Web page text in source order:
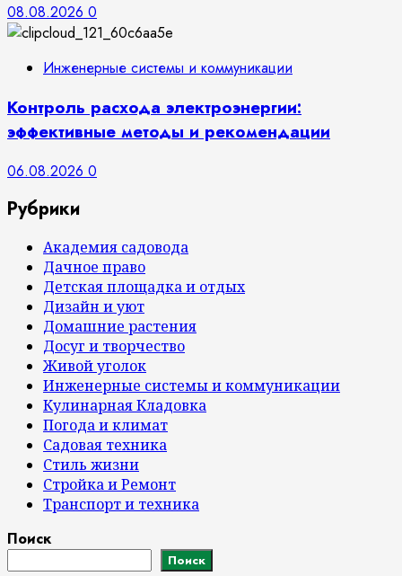
08.08.2026 0
Инженерные системы и коммуникации
Контроль расхода электроэнергии:
эффективные методы и рекомендации
06.08.2026 0
Рубрики
Академия садовода
Дачное право
Детская площадка и отдых
Дизайн и уют
Домашние растения
Досуг и творчество
Живой уголок
Инженерные системы и коммуникации
Кулинарная Кладовка
Погода и климат
Садовая техника
Стиль жизни
Стройка и Ремонт
Транспорт и техника
Поиск
Поиск